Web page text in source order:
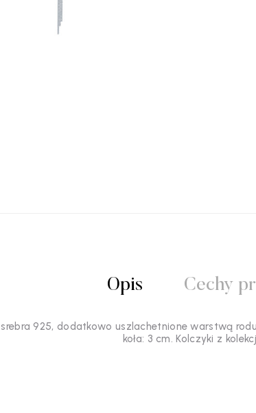
Opis Cechy
925, dodatkowo uszlachetnione warstwą
koła: 3 cm. Kolczyki z